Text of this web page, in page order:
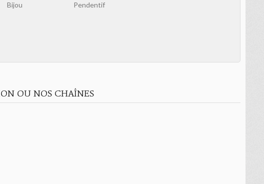
Bijou
Pendentif
OU NOS CHAÎNES